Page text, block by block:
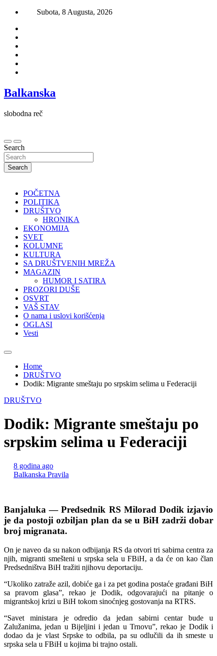
Skip
content
Subota, 8 Augusta, 2026
Balkanska
slobodna reč
Search
Search
POČETNA
POLITIKA
DRUŠTVO
HRONIKA
EKONOMIJA
SVET
KOLUMNE
KULTURA
SA DRUŠTVENIH MREŽA
MAGAZIN
HUMOR I SATIRA
PROZORI DUŠE
OSVRT
VAŠ STAV
O nama i uslovi korišćenja
OGLASI
Vesti
Home
DRUŠTVO
Dodik: Migrante smeštaju po srpskim selima u Federaciji
DRUŠTVO
Dodik: Migrante smeštaju po
srpskim selima u Federaciji
8 godina ago
Balkanska Pravila
Banjaluka — Predsednik RS Milorad Dodik izjavio
je da postoji ozbiljan plan da se u BiH zadrži dobar
broj migranata.
On je naveo da su nakon odbijanja RS da otvori tri sabirna centra za
njih, migranti smešteni u srpska sela u FBiH, a da će on kao član
Predsedništva BiH tražiti njihovu deportaciju.
“Ukoliko zatraže azil, dobiće ga i za pet godina postaće građani BiH
sa pravom glasa”, rekao je Dodik, odgovarajući na pitanje o
migrantskoj krizi u BiH tokom sinoćnjeg gostovanja na RTRS.
“Savet ministara je odredio da jedan sabirni centar bude u
Zalužanima, jedan u Bijeljini i jedan u Trnovu”, rekao je Dodik i
dodao da je vlast Srpske to odbila, pa su odlučili da ih smeste u
srpska sela u FBiH u kojima bi trajno ostali.